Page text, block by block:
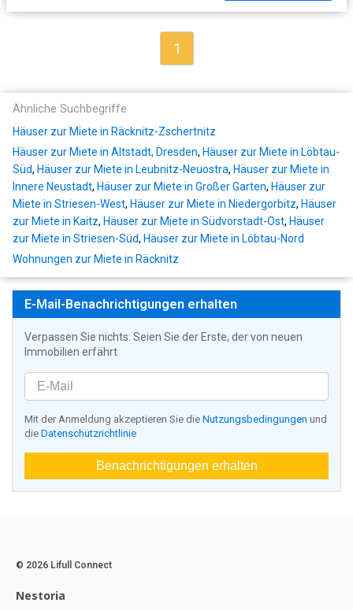
1
Ähnliche Suchbegriffe
Häuser zur Miete in Räcknitz-Zschertnitz
Häuser zur Miete in Altstadt, Dresden, Häuser zur Miete in Löbtau-
Süd, Häuser zur Miete in Leubnitz-Neuostra, Häuser zur Miete in
Innere Neustadt, Häuser zur Miete in Großer Garten, Häuser zur
Miete in Striesen-West, Häuser zur Miete in Niedergorbitz, Häuser
zur Miete in Kaitz, Häuser zur Miete in Südvorstadt-Ost, Häuser
zur Miete in Striesen-Süd, Häuser zur Miete in Löbtau-Nord
Wohnungen zur Miete in Räcknitz
E-Mail-Benachrichtigungen erhalten
Verpassen Sie nichts: Seien Sie der Erste, der von neuen
Immobilien erfährt
Mit der Anmeldung akzeptieren Sie die Nutzungsbedingungen und
die Datenschutzrichtlinie
Benachrichtigungen erhalten
© 2026 Lifull Connect
Nestoria